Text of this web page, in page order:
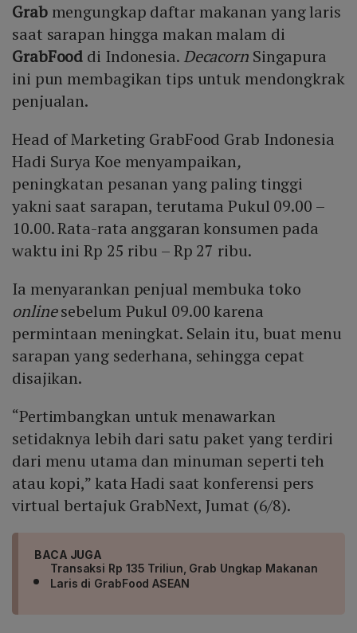
Grabmengungkap daftar makanan yang laris
saat sarapan hingga makan malam di
GrabFood di Indonesia. DecacornSingapura
ini pun membagikan tips untuk mendongkrak
penjualan.
Head of Marketing GrabFood Grab Indonesia
Hadi Surya Koe menyampaikan,
peningkatan pesanan yang paling tinggi
yakni saat sarapan, terutama Pukul 09.00 –
10.00. Rata-rata anggaran konsumen pada
waktu ini Rp 25 ribu – Rp 27 ribu.
Ia menyarankan penjual membuka toko
onlinesebelum Pukul 09.00 karena
permintaan meningkat. Selain itu, buat menu
sarapan yang sederhana, sehingga cepat
disajikan.
“Pertimbangkan untuk menawarkan
setidaknya lebih dari satu paket yang terdiri
dari menu utama dan minuman seperti teh
atau kopi,” kata Hadi saat konferensi pers
virtual bertajuk GrabNext, Jumat (6/8).
BACA JUGA
Transaksi Rp 135 Triliun, Grab Ungkap Makanan
Laris di GrabFood ASEAN